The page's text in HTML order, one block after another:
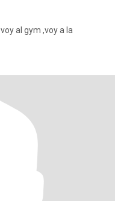
al gym ,voy a la